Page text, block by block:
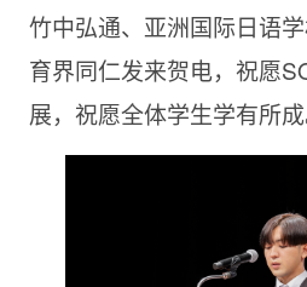
竹中弘通、亚洲国际日语
育界同仁发来贺电，祝愿
展，祝愿全体学生学有所成